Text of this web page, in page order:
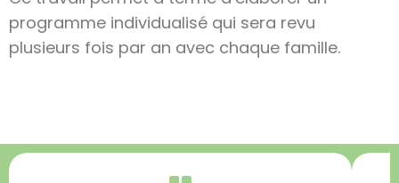
programme individualisé qui sera revu
plusieurs fois par an avec chaque famille.